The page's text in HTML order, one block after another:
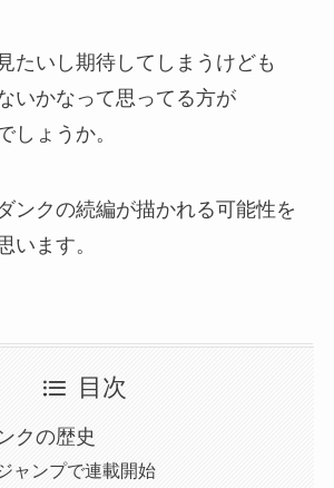
たいし期待してしまうけども
いかなって思ってる方が
しょうか。
ンクの続編が描かれる可能性を
います。
目次
クの歴史
ャンプで連載開始